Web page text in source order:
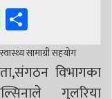
WhatsApp
विभागका
गुलरिया